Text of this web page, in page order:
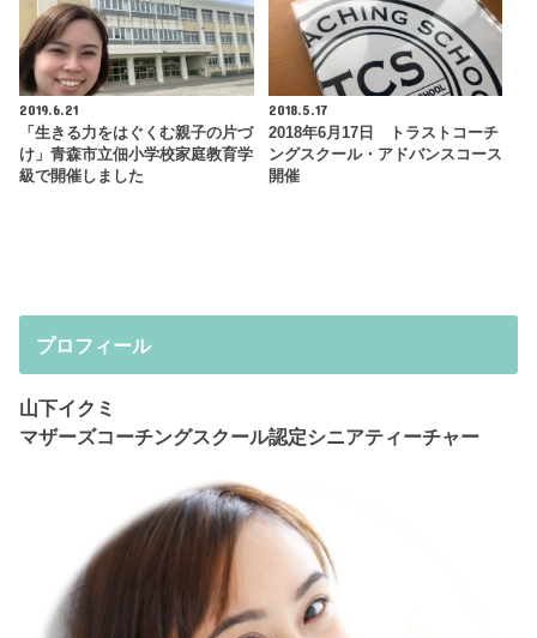
2019.6.21
「生きる力をはぐくむ親子の片づ
け」青森市立佃小学校家庭教育学
級で開催しました
2018.5.17
2018年6月17日 トラストコーチ
ングスクール・アドバンスコース
開催
プロフィール
山下イクミ
マザーズコーチングスクール認定シニアティーチャー